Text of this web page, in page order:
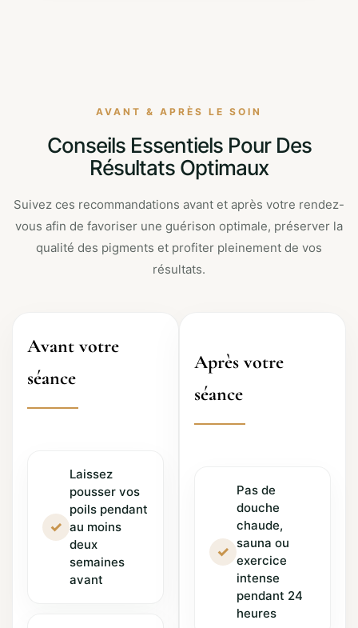
AVANT & APRÈS LE SOIN
Conseils Essentiels Pour Des
Résultats Optimaux
Suivez ces recommandations avant et après votre rendez-
vous afin de favoriser une guérison optimale, préserver la
qualité des pigments et profiter pleinement de vos
résultats.
Avant votre
séance
✓
Laissez
pousser vos
poils pendant
au moins
deux
semaines
avant
Après votre
séance
✓
Pas de
douche
chaude,
sauna ou
exercice
intense
pendant 24
heures